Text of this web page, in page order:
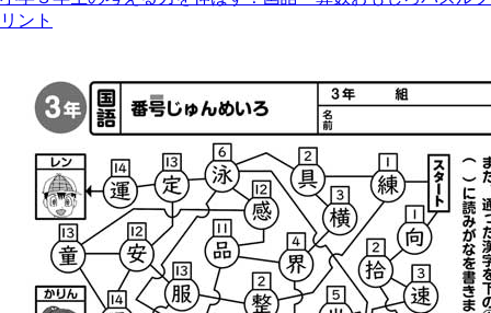
探究学習
中学校
探究活動
授業改善